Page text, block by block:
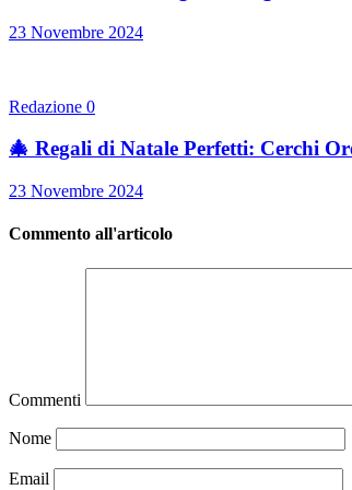
23 Novembre 2024
Redazione 0
🎄 Regali di Natale Perfetti: Cerchi
23 Novembre 2024
Commento all'articolo
Commenti
Nome
Email